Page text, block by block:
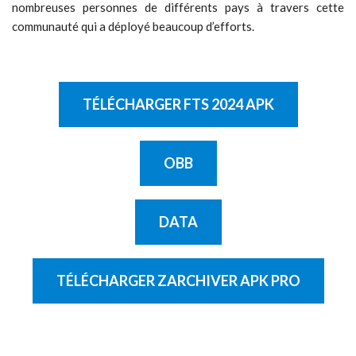
nombreuses personnes de différents pays à travers cette
communauté qui a déployé beaucoup d’efforts.
TÉLÉCHARGER FTS 2024 APK
OBB
DATA
TÉLÉCHARGER ZARCHIVER APK PRO